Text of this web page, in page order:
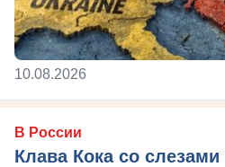
10.08.2026
В России
Клава Кока со